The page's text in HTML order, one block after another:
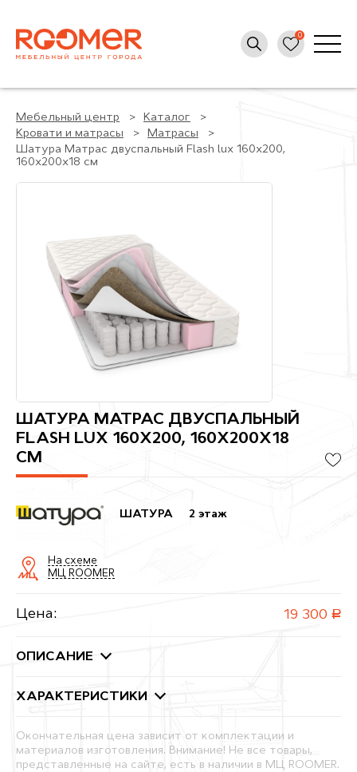
Мебельный центр
Каталог
Кровати и матрасы
Матрасы
Шатура Матрас двуспальный Flash lux 160х200,
160x200x18 см
ШАТУРА МАТРАС ДВУСПАЛЬНЫЙ
FLASH LUX 160Х200, 160X200X18
СМ
ШАТУРА 2 этаж
На схеме
МЦ ROOMER
Цена: 19 300 руб.
ОПИСАНИЕ
ХАРАКТЕРИСТИКИ
Окончательная цена зависит от комплектации и
материалов изготовления. Внимание! Не все товары,
представленные на сайте, есть в наличии в МЦ ROOMER.